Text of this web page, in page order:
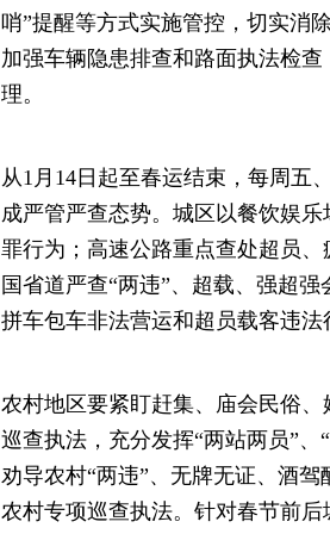
哨”提醒等方式实施管控，切实消
加强车辆隐患排查和路面执法检
理。
从1月14日起至春运结束，每周五
成严管严查态势。城区以餐饮娱
罪行为；高速公路重点查处超员
国省道严查“两违”、超载、强超
拼车包车非法营运和超员载客违法
农村地区要紧盯赶集、庙会民俗
巡查执法，充分发挥“两站两员”
劝导农村“两违”、无牌无证、酒
农村专项巡查执法。针对春节前